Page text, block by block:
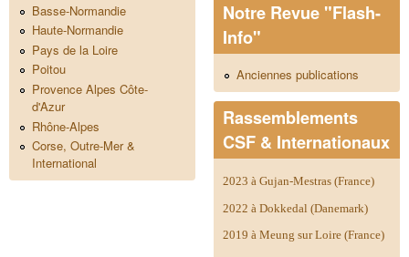
Basse-Normandie
Haute-Normandie
Pays de la Loire
Poitou
Provence Alpes Côte-
d'Azur
Rhône-Alpes
Corse, Outre-Mer &
International
Notre Revue "Flash-
Info"
Anciennes publications
Rassemblements
CSF & Internationaux
2023 à Gujan-Mestras (France)
2022 à Dokkedal (Danemark)
2019 à Meung sur Loire (France)